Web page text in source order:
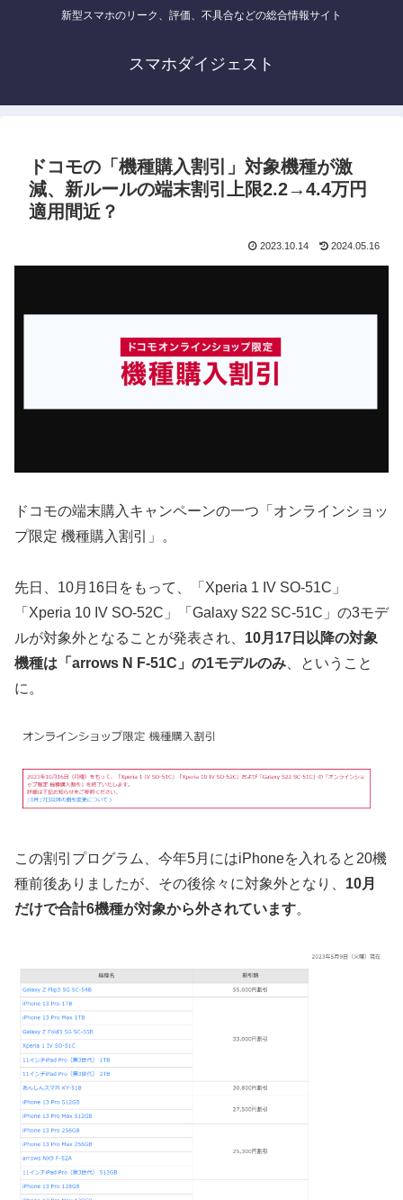
新型スマホのリーク、評価、不具合などの総合情報サイト
スマホダイジェスト
ドコモの「機種購入割引」対象機種が激
減、新ルールの端末割引上限2.2→4.4万円
適用間近？
2023.10.14 2024.05.16
ドコモの端末購入キャンペーンの一つ「オンラインショッ
プ限定 機種購入割引」。
先日、10月16日をもって、「Xperia 1 IV SO-51C」
「Xperia 10 IV SO-52C」「Galaxy S22 SC-51C」の3モデ
ルが対象外となることが発表され、 10月17日以降の対象
機種は「arrows N F-51C」の1モデルのみ 、ということ
に。
この割引プログラム、今年5月にはiPhoneを入れると20機
種前後ありましたが、その後徐々に対象外となり、 10月
だけで合計6機種が対象から外されています。